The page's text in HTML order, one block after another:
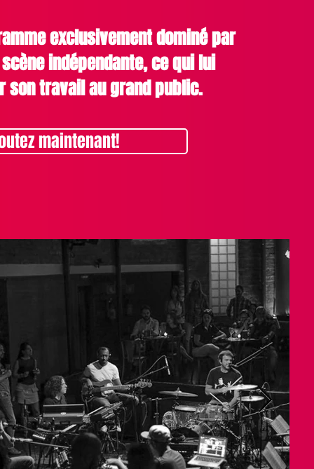
exclusivement dominé par
indépendante, ce qui lui
son travail au grand public.
maintenant!